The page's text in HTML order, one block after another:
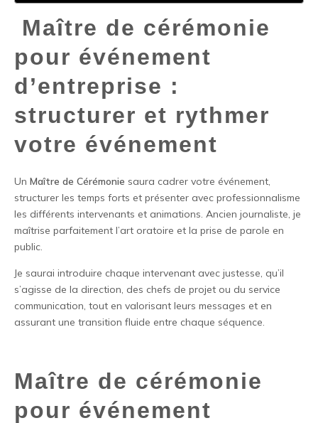
Maître de cérémonie
pour événement
d’entreprise :
structurer et rythmer
votre événement
Un Maître de Cérémonie saura cadrer votre événement,
structurer les temps forts et présenter avec professionnalisme
les différents intervenants et animations. Ancien journaliste, je
maîtrise parfaitement l’art oratoire et la prise de parole en
public.
Je saurai introduire chaque intervenant avec justesse, qu’il
s’agisse de la direction, des chefs de projet ou du service
communication, tout en valorisant leurs messages et en
assurant une transition fluide entre chaque séquence.
Maître de cérémonie
pour événement